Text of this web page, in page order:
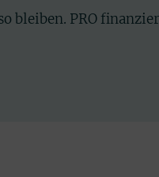
bleiben. PRO